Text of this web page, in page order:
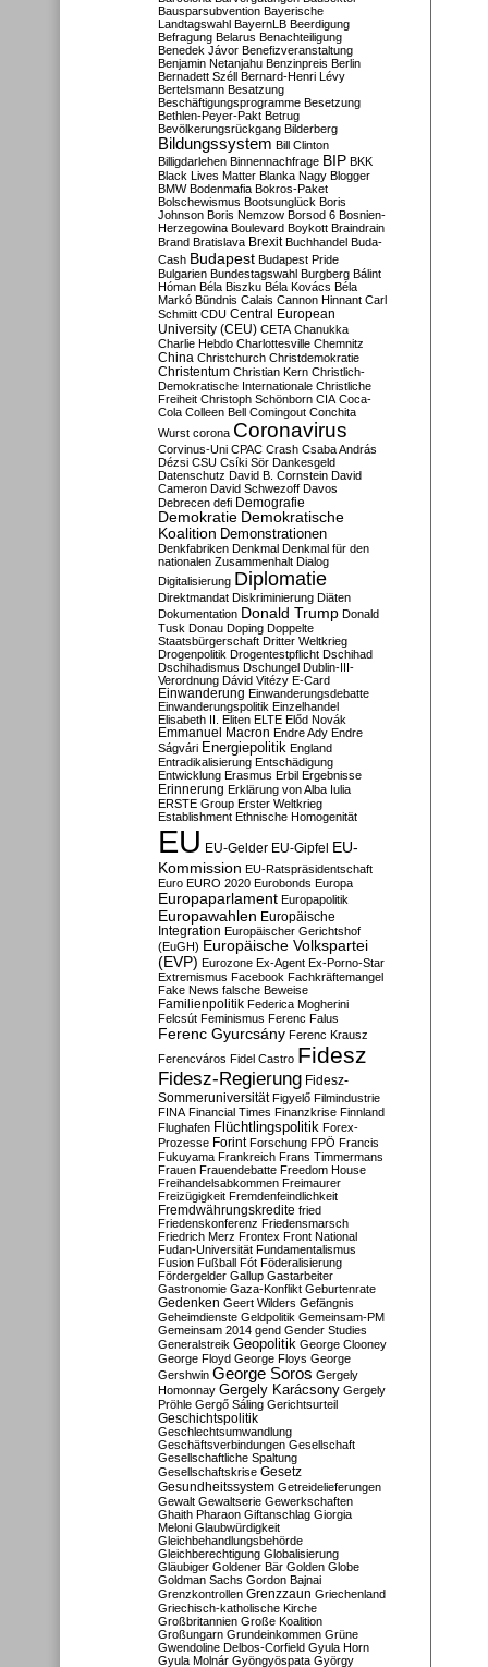
Bausparsubvention Bayerische
Landtagswahl BayernLB Beerdigung
Befragung Belarus Benachteiligung
Benedek Jávor Benefizveranstaltung
Benjamin Netanjahu Benzinpreis Berlin
Bernadett Széll Bernard-Henri Lévy
Bertelsmann Besatzung
Beschäftigungsprogramme Besetzung
Bethlen-Peyer-Pakt Betrug
Bevölkerungsrückgang Bilderberg
Bildungssystem Bill Clinton
Billigdarlehen Binnennachfrage BIP BKK
Black Lives Matter Blanka Nagy Blogger
BMW Bodenmafia Bokros-Paket
Bolschewismus Bootsunglück Boris
Johnson Boris Nemzow Borsod 6 Bosnien-
Herzegowina Boulevard Boykott Braindrain
Brand Bratislava Brexit Buchhandel Buda-
Cash Budapest Budapest Pride
Bulgarien Bundestagswahl Burgberg Bálint
Hóman Béla Biszku Béla Kovács Béla
Markó Bündnis Calais Cannon Hinnant Carl
Schmitt CDU Central European
University (CEU) CETA Chanukka
Charlie Hebdo Charlottesville Chemnitz
China Christchurch Christdemokratie
Christentum Christian Kern Christlich-
Demokratische Internationale Christliche
Freiheit Christoph Schönborn CIA Coca-
Cola Colleen Bell Comingout Conchita
Wurst corona Coronavirus
Corvinus-Uni CPAC Crash Csaba András
Dézsi CSU Csíki Sör Dankesgeld
Datenschutz David B. Cornstein David
Cameron David Schwezoff Davos
Debrecen defi Demografie
Demokratie Demokratische
Koalition Demonstrationen
Denkfabriken Denkmal Denkmal für den
nationalen Zusammenhalt Dialog
Digitalisierung Diplomatie
Direktmandat Diskriminierung Diäten
Dokumentation Donald Trump Donald
Tusk Donau Doping Doppelte
Staatsbürgerschaft Dritter Weltkrieg
Drogenpolitik Drogentestpflicht Dschihad
Dschihadismus Dschungel Dublin-III-
Verordnung Dávid Vitézy E-Card
Einwanderung Einwanderungsdebatte
Einwanderungspolitik Einzelhandel
Elisabeth II. Eliten ELTE Előd Novák
Emmanuel Macron Endre Ady Endre
Ságvári Energiepolitik England
Entradikalisierung Entschädigung
Entwicklung Erasmus Erbil Ergebnisse
Erinnerung Erklärung von Alba Iulia
ERSTE Group Erster Weltkrieg
Establishment Ethnische Homogenität
EU EU-Gelder EU-Gipfel EU-
Kommission EU-Ratspräsidentschaft
Euro EURO 2020 Eurobonds Europa
Europaparlament Europapolitik
Europawahlen Europäische
Integration Europäischer Gerichtshof
(EuGH) Europäische Volkspartei
(EVP) Eurozone Ex-Agent Ex-Porno-Star
Extremismus Facebook Fachkräftemangel
Fake News falsche Beweise
Familienpolitik Federica Mogherini
Felcsút Feminismus Ferenc Falus
Ferenc Gyurcsány Ferenc Krausz
Ferencváros Fidel Castro Fidesz
Fidesz-Regierung Fidesz-
Sommeruniversität Figyelő Filmindustrie
FINA Financial Times Finanzkrise Finnland
Flughafen Flüchtlingspolitik Forex-
Prozesse Forint Forschung FPÖ Francis
Fukuyama Frankreich Frans Timmermans
Frauen Frauendebatte Freedom House
Freihandelsabkommen Freimaurer
Freizügigkeit Fremdenfeindlichkeit
Fremdwährungskredite fried
Friedenskonferenz Friedensmarsch
Friedrich Merz Frontex Front National
Fudan-Universität Fundamentalismus
Fusion Fußball Fót Föderalisierung
Fördergelder Gallup Gastarbeiter
Gastronomie Gaza-Konflikt Geburtenrate
Gedenken Geert Wilders Gefängnis
Geheimdienste Geldpolitik Gemeinsam-PM
Gemeinsam 2014 gend Gender Studies
Generalstreik Geopolitik George Clooney
George Floyd George Floys George
Gershwin George Soros Gergely
Homonnay Gergely Karácsony Gergely
Pröhle Gergő Sáling Gerichtsurteil
Geschichtspolitik
Geschlechtsumwandlung
Geschäftsverbindungen Gesellschaft
Gesellschaftliche Spaltung
Gesellschaftskrise Gesetz
Gesundheitssystem Getreidelieferungen
Gewalt Gewaltserie Gewerkschaften
Ghaith Pharaon Giftanschlag Giorgia
Meloni Glaubwürdigkeit
Gleichbehandlungsbehörde
Gleichberechtigung Globalisierung
Gläubiger Goldener Bär Golden Globe
Goldman Sachs Gordon Bajnai
Grenzkontrollen Grenzzaun Griechenland
Griechisch-katholische Kirche
Großbritannien Große Koalition
Großungarn Grundeinkommen Grüne
Gwendoline Delbos-Corfield Gyula Horn
Gyula Molnár Gyöngyöspata György